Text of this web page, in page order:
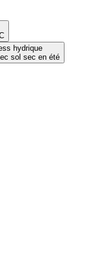
hydrique
sol sec en été